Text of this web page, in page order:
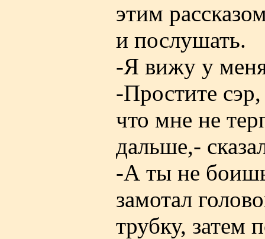
этим
и послушать.
-Я вижу у меня
-Простите
что мне не
дальше,-
-А ты не
замотал
трубку, затем